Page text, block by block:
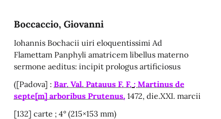
Boccaccio, Giovanni
Iohannis Bochacii uiri eloquentissimi Ad
Flamettam Panphyli amatricem libellus materno
sermone aeditus: incipit prologus artificiosus
([Padova] : Bar. Val. Patauus F. F. : Martinus de
septe[m] arboribus Prutenus, 1472, die.XXI. marcii
[132] carte ; 4° (215×153 mm)